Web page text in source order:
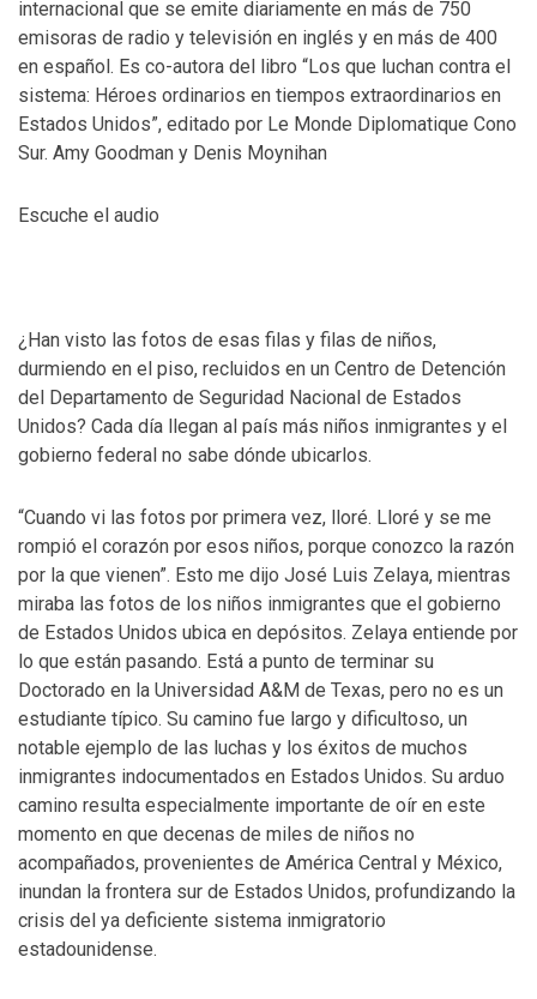
internacional que se emite diariamente en más de 750
emisoras de radio y televisión en inglés y en más de 400
en español. Es co-autora del libro “Los que luchan contra el
sistema: Héroes ordinarios en tiempos extraordinarios en
Estados Unidos”, editado por Le Monde Diplomatique Cono
Sur. Amy Goodman y Denis Moynihan
Escuche el audio
¿Han visto las fotos de esas filas y filas de niños,
durmiendo en el piso, recluidos en un Centro de Detención
del Departamento de Seguridad Nacional de Estados
Unidos? Cada día llegan al país más niños inmigrantes y el
gobierno federal no sabe dónde ubicarlos.
“Cuando vi las fotos por primera vez, lloré. Lloré y se me
rompió el corazón por esos niños, porque conozco la razón
por la que vienen”. Esto me dijo José Luis Zelaya, mientras
miraba las fotos de los niños inmigrantes que el gobierno
de Estados Unidos ubica en depósitos. Zelaya entiende por
lo que están pasando. Está a punto de terminar su
Doctorado en la Universidad A&M de Texas, pero no es un
estudiante típico. Su camino fue largo y dificultoso, un
notable ejemplo de las luchas y los éxitos de muchos
inmigrantes indocumentados en Estados Unidos. Su arduo
camino resulta especialmente importante de oír en este
momento en que decenas de miles de niños no
acompañados, provenientes de América Central y México,
inundan la frontera sur de Estados Unidos, profundizando la
crisis del ya deficiente sistema inmigratorio
estadounidense.